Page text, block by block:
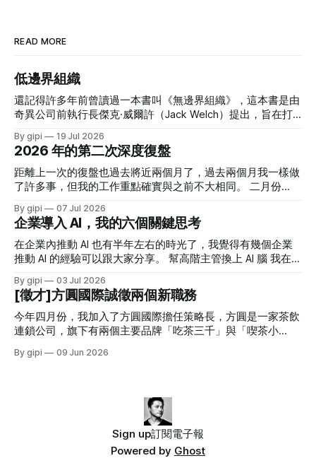
READ MORE
低邊界組織
還記得許多年前曾讀過一本書叫《無邊界組織》，這本書是由
奇異公司前執行長傑克·威爾許（Jack Welch）提出，旨在打
間的藩籬，以促進靈活性、創新和知識流動。 當年讀這本書
時覺得這概念很好，但 我也知道奇異本質上仍是一個高度強
勢、績效導向、中心權力清楚的大型企業。無邊界並不等於弱
化管理，反而是在強烈目標與績效要求下，移除妨礙執行的障
的一種政令宣達 - 你們要好好合作，你們不要樹立穀倉。 思
考的起源 最近因 AI 引入組織內，讓我對企業的組織分工與架
構設計有了許多思考。近幾個月陸續有幾個人問我：「你覺得
AI 時代的組織架構會如何演進？會變得更扁平嗎？」 對於組
標。」(關於組織架構設計，可以參考：公司部門組織架構有
哪些？四種常見的組織架構與優缺點) 組織架構，不是最重要
的問題，優先思考的永遠是目標。 除了組織架構外，近幾年
最常被談論的問題就是「工程師要被 AI 取代了」、「AI
By gipi 19 Jul 2026
2026 年的第二次深度復盤
距離上一次的復盤也過去將近兩個月了，過去兩個月我一樣做
了許多事，但我的工作重點確實與之前不大相同。 二月份
可能，也讓我重拾對工作的深度熱情。而六月份則是在熱情稍
稍消退，回歸客觀思考的一個過渡期。 四月份，我正式接任
方圓策略長一職，把自己的角色放在思考三五年以上的策略。
雖然還在適應中，但我還是有蠻多收穫的。很多艱難的決策是
實。 五六月份，我投入在方圓的時間超過三百小時，這讓我
反思真要做到影響一家公司的整體策略，我得花上多少時間才
夠。這個問題讓我對自己往後的工作方式有了新的啟發。 六
月份，我跟一家合作很久的企業主提案，取消預計要上的年度
直接把課程改成系統顧問案，因為他們遭遇的問題其實完全可
做事的方式，因為他讓效率提升了，也讓很多問題的解決方案
變多了；AI 也改變了我思考的方式，因為「做」變得
By gipi 07 Jul 2026
企業導入 AI，我的六個關鍵思考
在企業內推動 AI 也有半年左右的時光了，我覺得有幾個企業
推動 AI 的經驗可以跟大家分享。 幫高階主管換上 AI 腦 我在五
變》。 很多老闆都在談 AI 的重要性，可他們多數的 AI 知識都
是「聽來的」，而非親身經歷。一個對 AI 沒有足夠了解的主
管，是很難體會 AI 真正的強大，以及 AI 可能具有的限制。 當
高階主管處於這種狀態，公司的各種決策很難進入 AI 時代。
朋友跟我說，這個 AI 就能搞定了。」 「我昨天在網路上看到
By gipi 03 Jul 2026
[徵才]方圓國際誠徵兩個新職務
今年四月份，我加入了方圓國際擔任策略長，方圓是一家茶飲
連鎖公司，旗下有兩個主要品牌「吃茶三千」與「喫茶小
舖在台灣則約有 60 家門市。 我從去年底開始擔任方圓的顧
建置外，我也花了大量的時間重新構思公司的整體策略。 我
們進行了「未來十年不變的事」的策略探討，最終設定了十年
戰略方向，三年目標，以及 2026 年的關鍵任務。 透過這樣深
度的策略思考，我們也藉這個機會盤點了公司目前的人才缺
By gipi 09 Jun 2026
Sign up訂閱電子報
Powered by Ghost